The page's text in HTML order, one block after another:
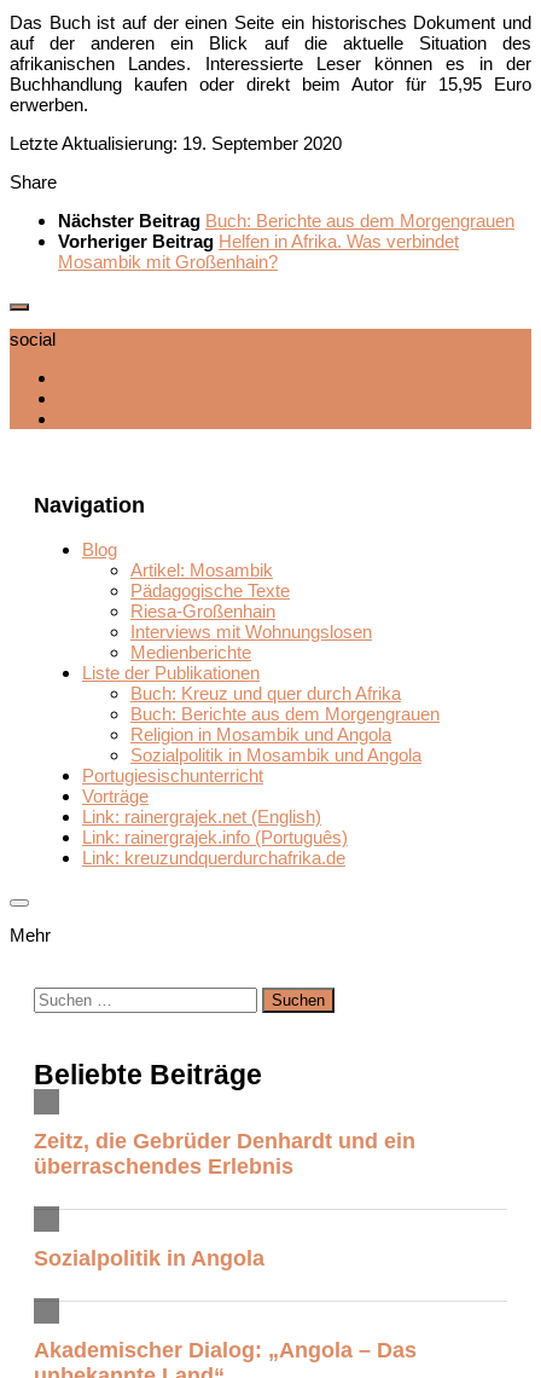
Das Buch ist auf der einen Seite ein historisches Dokument und
auf der anderen ein Blick auf die aktuelle Situation des
afrikanischen Landes. Interessierte Leser können es in der
Buchhandlung kaufen oder direkt beim Autor für 15,95 Euro
erwerben.
Letzte Aktualisierung: 19. September 2020
Share
Nächster Beitrag Buch: Berichte aus dem Morgengrauen
Vorheriger Beitrag Helfen in Afrika. Was verbindet
Mosambik mit Großenhain?
social
Navigation
Blog
Artikel: Mosambik
Pädagogische Texte
Riesa-Großenhain
Interviews mit Wohnungslosen
Medienberichte
Liste der Publikationen
Buch: Kreuz und quer durch Afrika
Buch: Berichte aus dem Morgengrauen
Religion in Mosambik und Angola
Sozialpolitik in Mosambik und Angola
Portugiesischunterricht
Vorträge
Link: rainergrajek.net (English)
Link: rainergrajek.info (Português)
Link: kreuzundquerdurchafrika.de
Mehr
Suchen
nach:
Beliebte Beiträge
Zeitz, die Gebrüder Denhardt und ein
überraschendes Erlebnis
Sozialpolitik in Angola
Akademischer Dialog: „Angola – Das